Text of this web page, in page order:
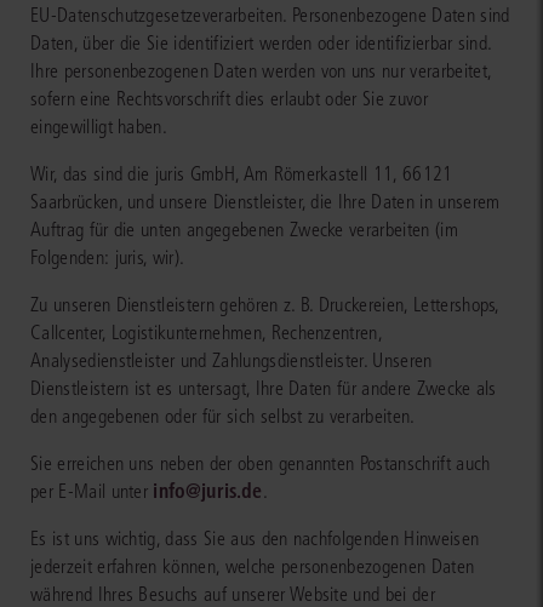
EU-Datenschutzgesetzeverarbeiten. Personenbezogene Daten sind
Daten, über die Sie identifiziert werden oder identifizierbar sind.
Ihre personenbezogenen Daten werden von uns nur verarbeitet,
sofern eine Rechtsvorschrift dies erlaubt oder Sie zuvor
eingewilligt haben.
Wir, das sind die juris GmbH, Am Römerkastell 11, 66121
Saarbrücken, und unsere Dienstleister, die Ihre Daten in unserem
Auftrag für die unten angegebenen Zwecke verarbeiten (im
Folgenden: juris, wir).
Zu unseren Dienstleistern gehören z. B. Druckereien, Lettershops,
Callcenter, Logistikunternehmen, Rechenzentren,
Analysedienstleister und Zahlungsdienstleister. Unseren
Dienstleistern ist es untersagt, Ihre Daten für andere Zwecke als
den angegebenen oder für sich selbst zu verarbeiten.
Sie erreichen uns neben der oben genannten Postanschrift auch
per E-Mail unter info@juris.de
Es ist uns wichtig, dass Sie aus den nachfolgenden Hinweisen
jederzeit erfahren können, welche personenbezogenen Daten
während Ihres Besuchs auf unserer Website und bei der